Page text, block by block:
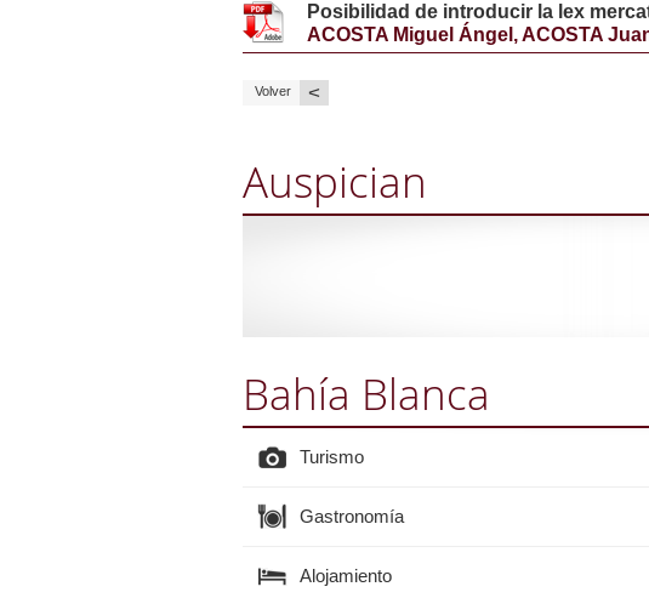
Posibilidad de introducir la lex
ACOSTA Miguel Ángel, ACOSTA
Volver <
Auspician
Bahía Blanca
Turismo
Gastronomía
Alojamiento